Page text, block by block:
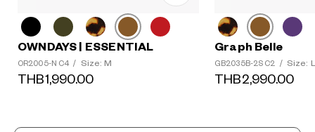
OWNDAYS | ESSENTIAL
OR2005-N C4 / Size: M
THB1,990.00
Graph Belle
GB2035B-2S C2 / Size: L
THB2,990.00